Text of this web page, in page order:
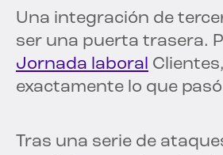
Una integración de
ser una puerta trasera.
Jornada laboral
exactamente lo que
Tras una serie de